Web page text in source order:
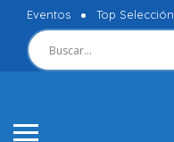
Eventos Top Selección